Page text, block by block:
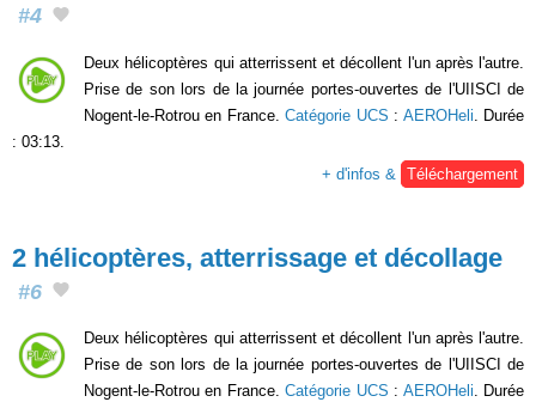
#4
Deux hélicoptères qui atterrissent et décollent l'un après l'autre.
Prise de son lors de la journée portes-ouvertes de l'UIISCI de
Nogent-le-Rotrou en France.Catégorie UCS : AEROHeli . Durée
: 03:13.
+ d'infos &
Téléchargement
2 hélicoptères, atterrissage et décollage
#6
Deux hélicoptères qui atterrissent et décollent l'un après l'autre.
Prise de son lors de la journée portes-ouvertes de l'UIISCI de
Nogent-le-Rotrou en France.Catégorie UCS : AEROHeli. Durée